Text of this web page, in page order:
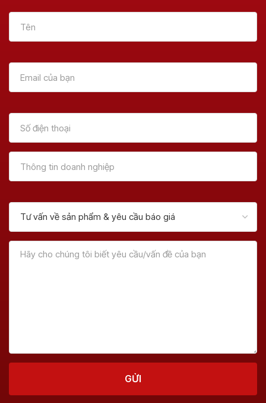
Máy Photocopy Tại
Nẵng – Uy Tín &
Tận Nơi
Một Chiếc Máy
Chức Năng ?